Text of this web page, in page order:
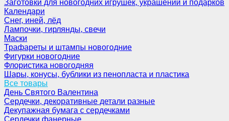
Заготовки для новогодних игрушек, украшений и подарков
Календари
Снег, иней, лёд
Лампочки, гирлянды, свечи
Маски
Трафареты и штампы новогодние
Фигурки новогодние
Флористика новогодняя
Шары, конусы, бублики из пенопласта и пластика
Все товары
День Святого Валентина
Сердечки, декоративные детали разные
Декупажная бумага с сердечками
Сердечки фанерные